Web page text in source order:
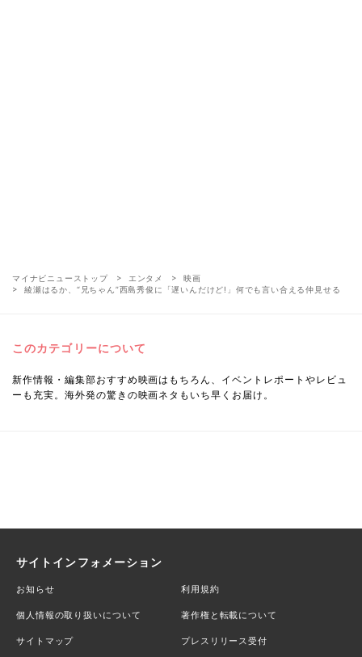
マイナビニューストップ エンタメ
映画
綾瀬はるか、“兄ちゃん”西島秀俊に「遅いんだけど!」何でも言い合える仲見せる
このカテゴリーについて
新作情報・編集部おすすめ映画はもちろん、イベントレポートやレビュ
ーも充実。海外発の驚きの映画ネタもいち早くお届け。
サイトインフォメーション
お知らせ 利用規約
個人情報の取り扱いについて 著作権と転載について
サイトマップ プレスリリース受付